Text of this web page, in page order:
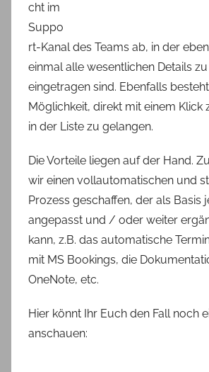
cht im
Suppo
rt-Kanal des Teams ab, in der
einmal alle wesentlichen Details
eingetragen sind. Ebenfalls
Möglichkeit, direkt mit einem Klick
in der Liste zu gelangen.
Die Vorteile liegen auf der Hand.
wir einen vollautomatischen und
Prozess geschaffen, der als Basis
angepasst und / oder weiter
kann, z.B. das automatische
mit MS Bookings, die
OneNote, etc.
Hier könnt Ihr Euch den Fall noch
anschauen: